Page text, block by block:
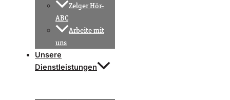
Zelger Hör-
ABC
Arbeite mit
uns
Unsere
Dienstleistungen